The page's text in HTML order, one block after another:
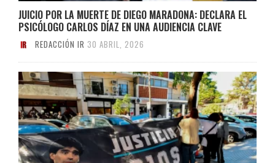
JUICIO POR LA MUERTE DE DIEGO MARADONA: DECLARA EL
PSICÓLOGO CARLOS DÍAZ EN UNA AUDIENCIA CLAVE
REDACCIÓN IR 30 ABRIL, 2026